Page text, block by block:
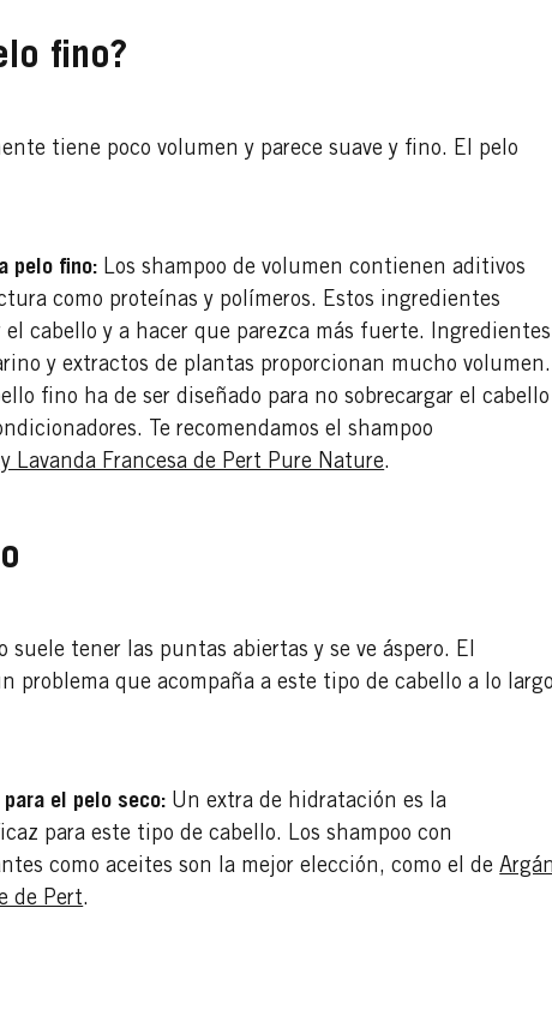
fino?
tiene poco volumen y parece suave y fino. El pelo
pelo fino: Los shampoo de volumen contienen aditivos
como proteínas y polímeros. Estos ingredientes
cabello y a hacer que parezca más fuerte. Ingredientes
y extractos de plantas proporcionan mucho volumen.
fino ha de ser diseñado para no sobrecargar el cabello
Te recomendamos el shampoo
Lavanda Francesa de Pert Pure Nature.
suele tener las puntas abiertas y se ve áspero. El
problema que acompaña a este tipo de cabello a lo largo
para el pelo seco: Un extra de hidratación es la
para este tipo de cabello. Los shampoo con
como aceites son la mejor elección, como el deArgán
de Pert.